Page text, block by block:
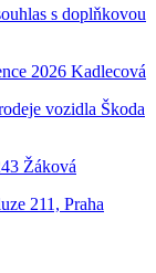
s doplňkovou
2026 Kadlecová
vozidla Škoda
Žáková
211, Praha